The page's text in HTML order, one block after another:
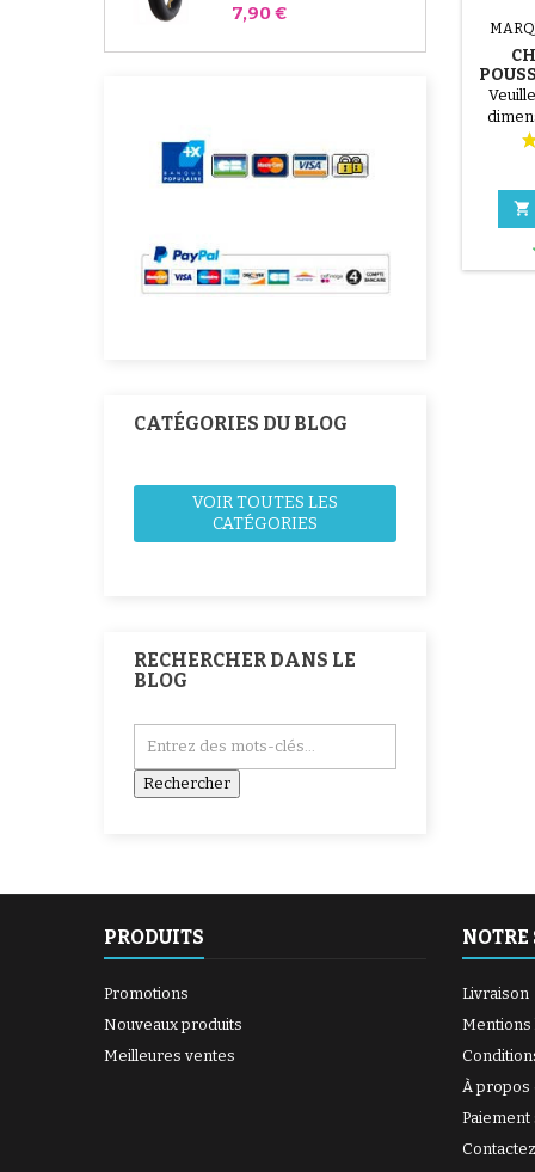
Prix
7,90 €
CATÉGORIES DU BLOG
VOIR TOUTES LES
CATÉGORIES
RECHERCHER DANS LE
BLOG
arrière
à

PRODUITS
Promotions
Nouveaux produits
Meilleures ventes
NOTRE
Livraison
Mentions
À propos
Paiement